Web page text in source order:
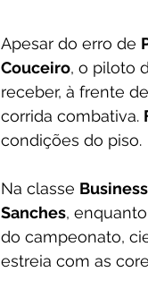
Apesar do erro de
Couceiro, o piloto
receber, à frente
corrida combativa.
condições do piso.
Na classe Business
Sanches, enquanto
do campeonato,
estreia com as